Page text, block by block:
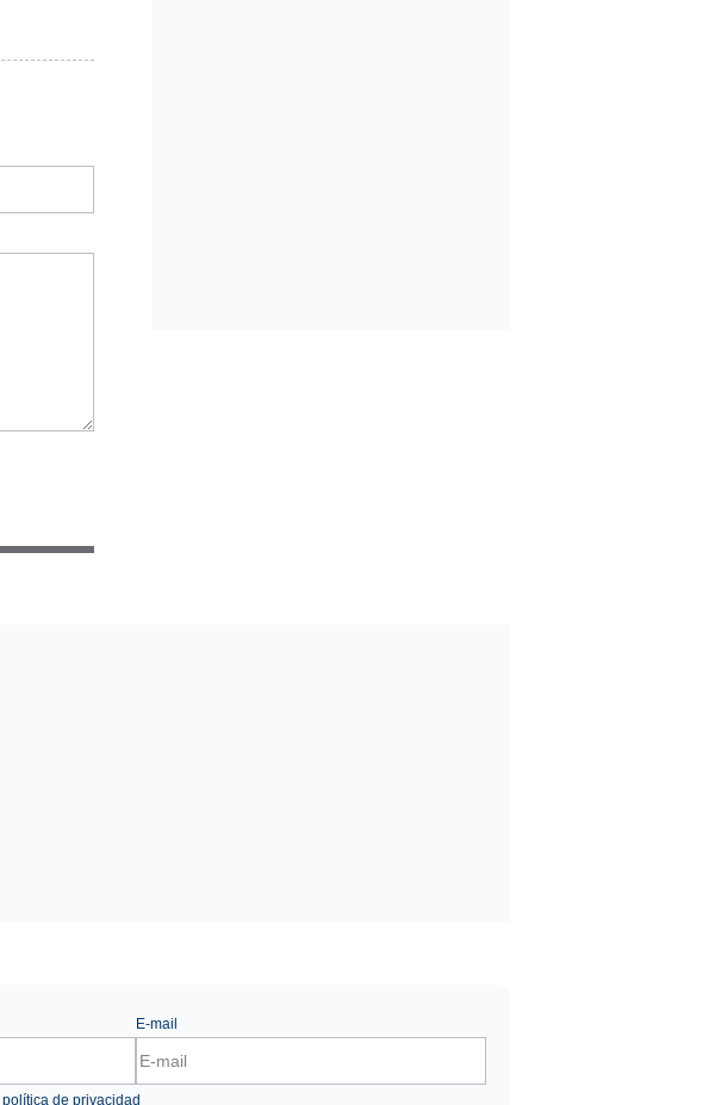
E-mail
política de privacidad